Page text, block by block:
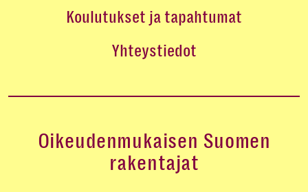
Koulutukset ja tapahtumat
Yhteystiedot
Oikeudenmukaisen Suomen
rakentajat